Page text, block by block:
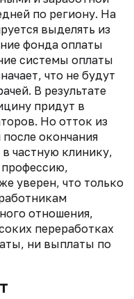
по региону. На
выделять из
фонда оплаты
системы оплаты
что не будут
В результате
придут в
Но отток из
окончания
частную клинику,
профессию,
уверен, что только
отношения,
переработках
ни выплаты по